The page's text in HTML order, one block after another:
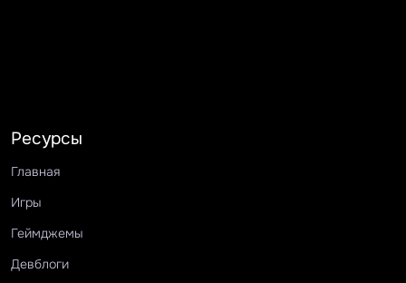
Ресурсы
Главная
Игры
Геймджемы
Девблоги